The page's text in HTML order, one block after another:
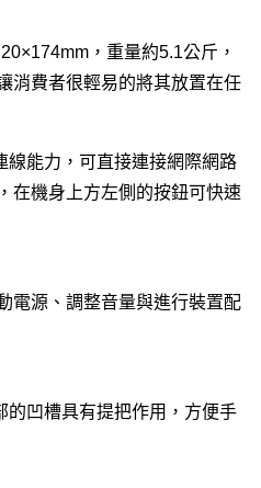
，重量約5.1公斤，
消費者很輕易的將其放置在任
線能力，可直接連接網際網路
在機身上方左側的按鈕可快速
電源、調整音量與進行裝置配
的凹槽具有提把作用，方便手